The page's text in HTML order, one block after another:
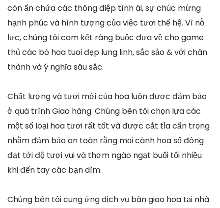
còn ẩn chứa các thông điệp tình ái, sự chúc mừng
hạnh phúc và hình tượng của việc tươi thế hệ. Vì nỗ
lực, chúng tôi cam kết ràng buộc đưa về cho game
thủ các bó hoa tuoi đẹp lung linh, sắc sảo & với chân
thành và ý nghĩa sâu sắc.
Chất lượng và tươi mới của hoa luôn được đảm bảo
ở quá trình Giao hàng. Chúng bên tôi chọn lựa các
một số loại hoa tươi rất tốt và được cắt tỉa cẩn trọng
nhằm đảm bảo an toàn rằng mọi cành hoa số đông
đạt tới độ tươi vui và thơm ngào ngạt buổi tối nhiều
khi đến tay các bạn dìm.
Chúng bên tôi cung ứng dịch vụ bàn giao hoa tại nhà